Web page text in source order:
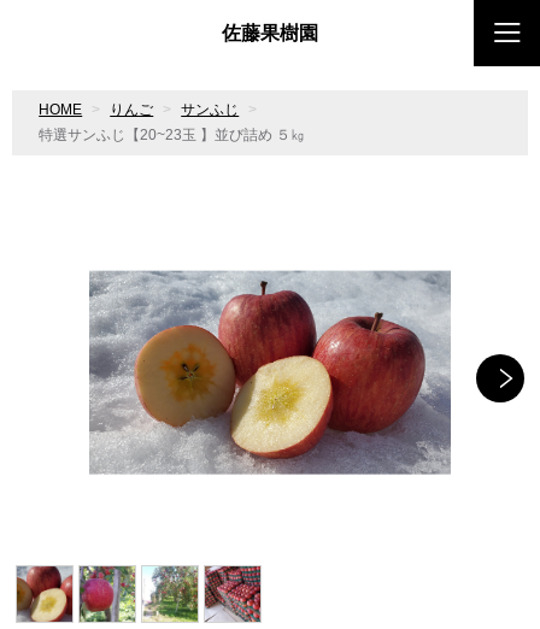
佐藤果樹園
HOME りんご
サンふじ
特選サンふじ【20~23玉 】並び詰め ５㎏